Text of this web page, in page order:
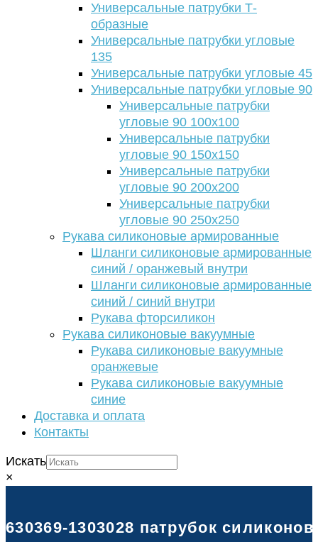
Универсальные патрубки Т-
образные
Универсальные патрубки угловые
135
Универсальные патрубки угловые 45
Универсальные патрубки угловые 90
Универсальные патрубки
угловые 90 100х100
Универсальные патрубки
угловые 90 150х150
Универсальные патрубки
угловые 90 200х200
Универсальные патрубки
угловые 90 250х250
Рукава силиконовые армированные
Шланги силиконовые армированные
синий / оранжевый внутри
Шланги силиконовые армированные
синий / синий внутри
Рукава фторсиликон
Рукава силиконовые вакуумные
Рукава силиконовые вакуумные
оранжевые
Рукава силиконовые вакуумные
синие
Доставка и оплата
Контакты
Искать
×
630369-1303028 патрубок